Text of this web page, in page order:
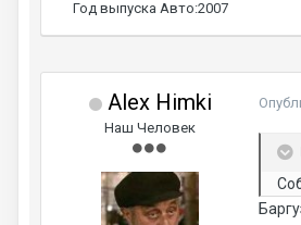
Год выпуска Авто:2007
Alex Himki
Наш Человек